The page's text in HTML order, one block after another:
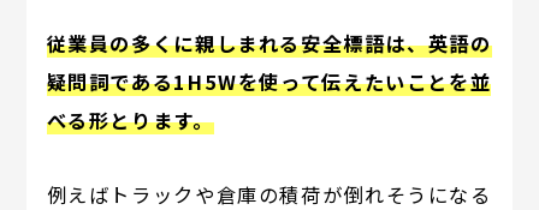
従業員の多くに親しまれる安全標語は、英語の
疑問詞である1H5Wを使って伝えたいことを並
べる形とります。
例えばトラックや倉庫の積荷が倒れそうになる